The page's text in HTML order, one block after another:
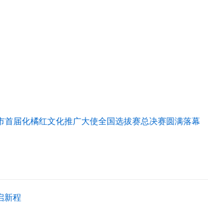
首届化橘红文化推广大使全国选拔赛总决赛圆满落幕
新程